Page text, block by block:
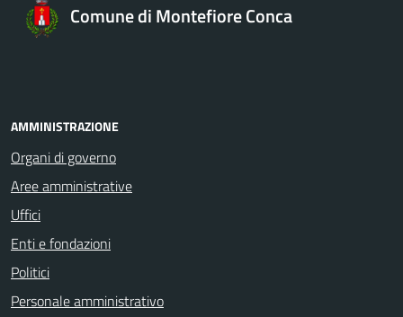
Comune di Montefiore Conca
AMMINISTRAZIONE
Organi di governo
Aree amministrative
Uffici
Enti e fondazioni
Politici
Personale amministrativo